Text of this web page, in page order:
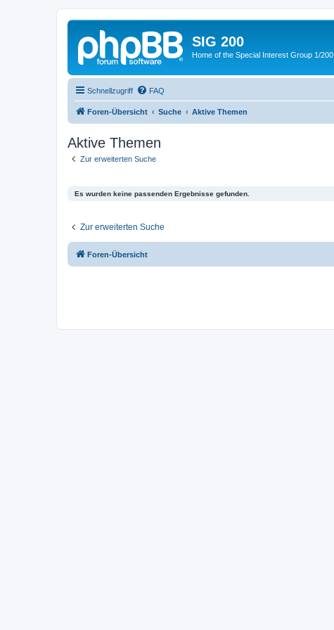
SIG 200
Home of the Special Interest Group 1/200
Schnellzugriff FAQ
Foren-Übersicht Suche Aktive Themen
Aktive Themen
Zur erweiterten Suche
Es wurden keine passenden Ergebnisse gefunden.
Zur erweiterten Suche
Foren-Übersicht